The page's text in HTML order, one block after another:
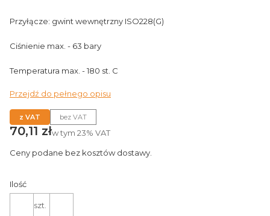
Przyłącze: gwint wewnętrzny ISO228(G)
Ciśnienie max. - 63 bary
Temperatura max. - 180 st. C
Przejdź do pełnego opisu
z VAT bez VAT
Cena
70,11 złw tym 23% VAT
Ceny podane bez kosztów dostawy.
Ilość
szt.